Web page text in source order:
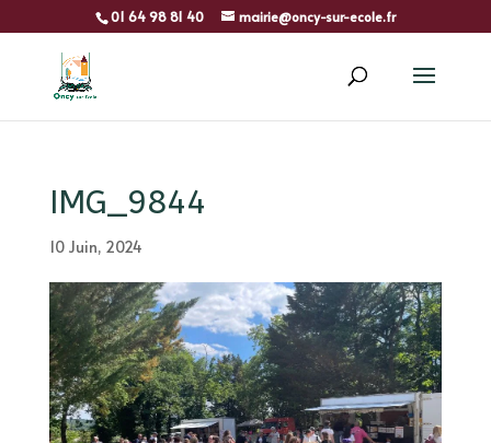
01 64 98 81 40 mairie@oncy-sur-ecole.fr
IMG_9844
10 Juin, 2024